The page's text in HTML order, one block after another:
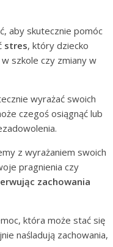
aby skutecznie pomóc
stres, który dziecko
szkole czy zmiany w
wyrażać swoich
czegoś osiągnąć lub
z wyrażaniem swoich
pragnienia czy
zachowania
która może stać się
naśladują zachowania,